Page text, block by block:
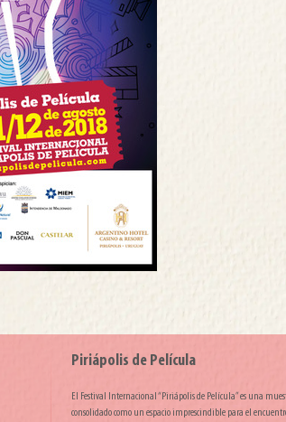
Piriápolis de Película
El Festival Internacional “Piriápolis de Película” es una
consolidado como un espacio imprescindible para el